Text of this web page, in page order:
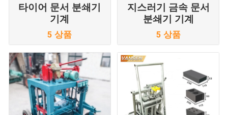
타이어 문서 분쇄기
기계
5 상품
지스러기 금속 문서
분쇄기 기계
5 상품